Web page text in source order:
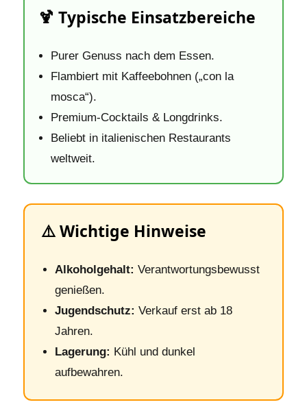
🍹 Typische Einsatzbereiche
Purer Genuss nach dem Essen.
Flambiert mit Kaffeebohnen („con la
mosca“).
Premium‑Cocktails & Longdrinks.
Beliebt in italienischen Restaurants
weltweit.
⚠️ Wichtige Hinweise
Alkoholgehalt: Verantwortungsbewusst
genießen.
Jugendschutz: Verkauf erst ab 18
Jahren.
Lagerung: Kühl und dunkel
aufbewahren.